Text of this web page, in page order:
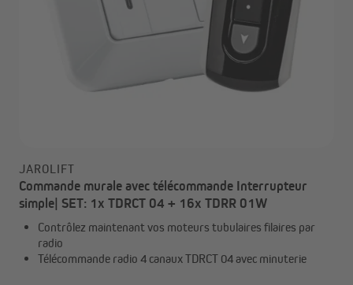
JAROLIFT
Commande murale avec télécommande Interrupteur
simple| SET: 1x TDRCT 04 + 16x TDRR 01W
Contrôlez maintenant vos moteurs tubulaires filaires par
radio
Télécommande radio 4 canaux TDRCT 04 avec minuterie